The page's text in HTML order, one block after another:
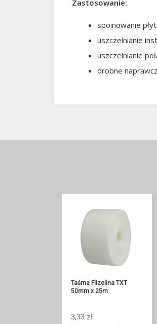
Zastosowanie:
spoinowanie
uszczelnianie
uszczelnianie
drobne
Taśma Flizelina TXT
50mm x 25m
3,33 zł